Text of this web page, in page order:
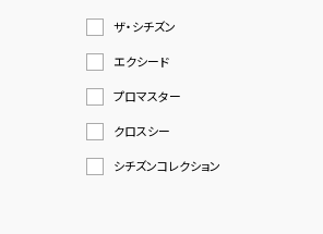
ザ・シチズン
エクシード
プロマスター
クロスシー
シチズンコレクション